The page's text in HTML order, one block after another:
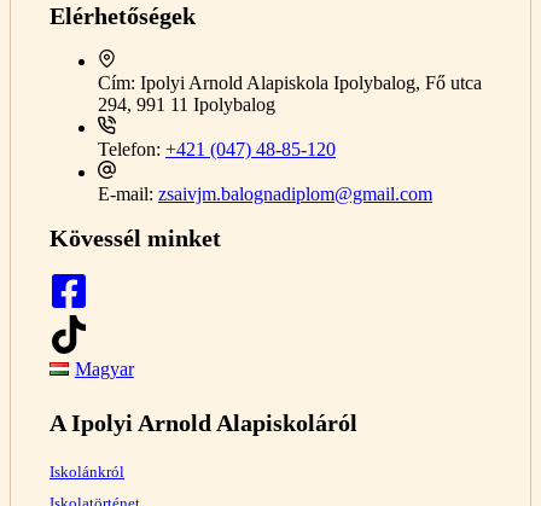
Elérhetőségek
Cím: Ipolyi Arnold Alapiskola Ipolybalog, Fő utca
294, 991 11 Ipolybalog
Telefon: +421 (047) 48-85-120
E-mail: zsaivjm.balognadiplom@gmail.com
Kövessél minket
Magyar
A Ipolyi Arnold Alapiskoláról
Iskolánkról